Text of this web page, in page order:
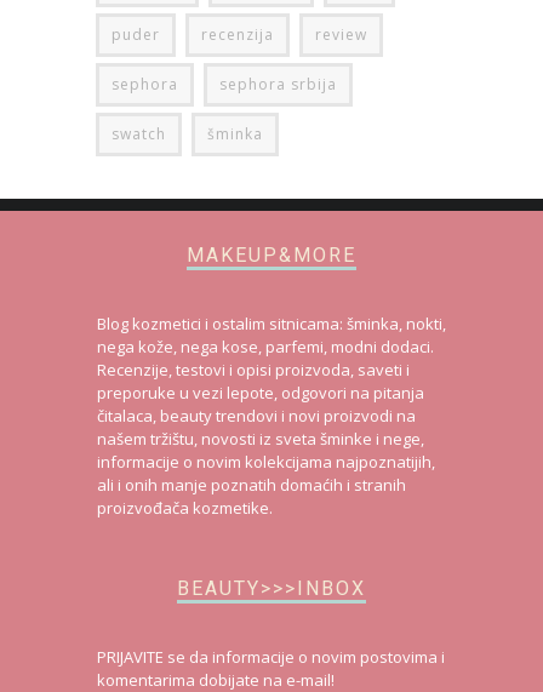
puder recenzija review
sephora sephora srbija
swatch šminka
MAKEUP&MORE
Blog kozmetici i ostalim sitnicama: šminka, nokti,
nega kože, nega kose, parfemi, modni dodaci.
Recenzije, testovi i opisi proizvoda, saveti i
preporuke u vezi lepote, odgovori na pitanja
čitalaca, beauty trendovi i novi proizvodi na
našem tržištu, novosti iz sveta šminke i nege,
informacije o novim kolekcijama najpoznatijih,
ali i onih manje poznatih domaćih i stranih
proizvođača kozmetike.
BEAUTY>>>INBOX
PRIJAVITE se da informacije o novim postovima i
komentarima dobijate na e-mail!